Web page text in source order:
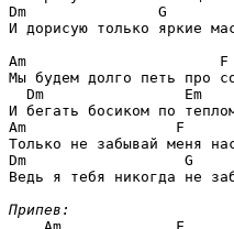
Dm               G
И дорисую только яркие
Am                      F
Мы будем долго петь про
Dm                Em
Am                 F
Dm                  G
Ведь я тебя никогда не
Припев: